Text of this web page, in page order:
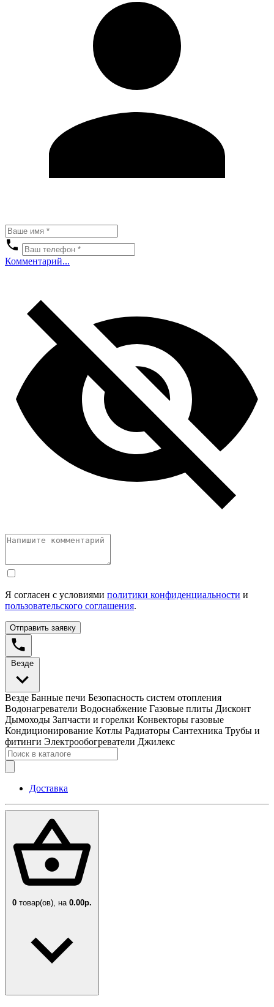
Комментарий...
Я согласен с условиями политики конфиденциальности и
пользовательского соглашения.
Отправить заявку
Везде
Везде Банные печи Безопасность систем отопления
Водонагреватели Водоснабжение Газовые плиты Дисконт
Дымоходы Запчасти и горелки Конвекторы газовые
Кондиционирование Котлы Радиаторы Сантехника Трубы и
фитинги Электрообогреватели Джилекс
Доставка
0 товар(ов), на 0.00р.